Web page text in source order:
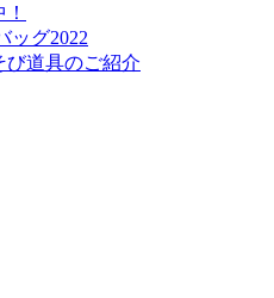
ッグ2022
び道具のご紹介